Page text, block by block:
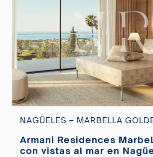
NAGÜELES – MARBELLA
Armani Residences
con vistas al mar en